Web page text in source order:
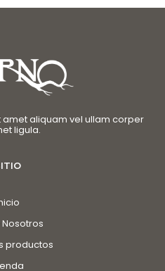
amet aliquam vel ullam corper
ligula.
productos